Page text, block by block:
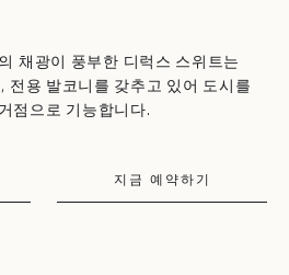
채광이 풍부한 디럭스 스위트는
전용 발코니를 갖추고 있어 도시를
점으로 기능합니다.
지금 예약하기